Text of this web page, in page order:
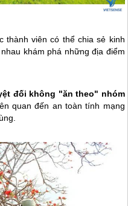
thành viên có thể chia sẻ kinh
khám phá những địa điểm
đối không "ăn theo" nhóm
quan đến an toàn tính mạng